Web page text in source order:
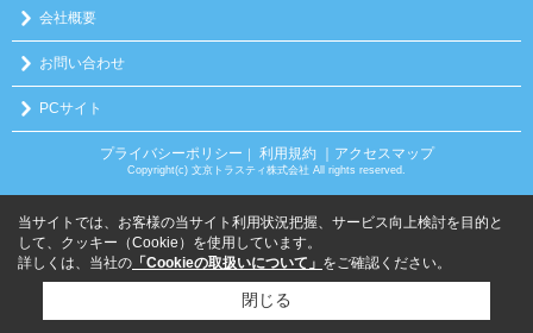
会社概要
お問い合わせ
PCサイト
プライバシーポリシー ｜ 利用規約 ｜アクセスマップ
Copyright(c) 文京トラスティ株式会社 All rights reserved.
当サイトでは、お客様の当サイト利用状況把握、サービス向上検討を目的と
して、クッキー（Cookie）を使用しています。
詳しくは、当社の 「Cookieの取扱いについて」 をご確認ください。
閉じる